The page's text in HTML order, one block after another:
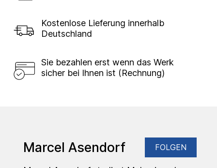
Kostenlose Lieferung innerhalb
Deutschland
Sie bezahlen erst wenn das Werk
sicher bei Ihnen ist (Rechnung)
Marcel Asendorf FOLGEN